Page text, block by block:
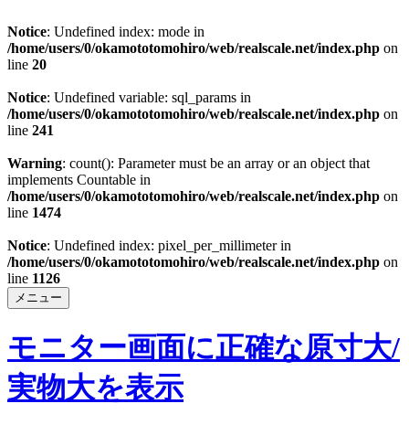
Notice: Undefined index: mode in
/home/users/0/okamototomohiro/web/realscale.net/index.php on
line 20
Notice: Undefined variable: sql_params in
/home/users/0/okamototomohiro/web/realscale.net/index.php on
line 241
Warning: count(): Parameter must be an array or an object that
implements Countable in
/home/users/0/okamototomohiro/web/realscale.net/index.php on
line 1474
Notice: Undefined index: pixel_per_millimeter in
/home/users/0/okamototomohiro/web/realscale.net/index.php on
line 1126
メニュー
モニター画面に正確な原寸大/
実物大を表示